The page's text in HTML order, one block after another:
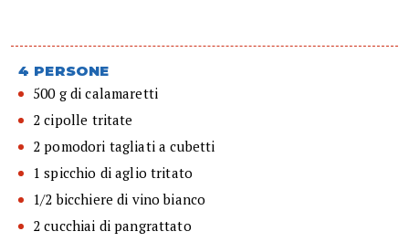
4 PERSONE
500 g di calamaretti
2 cipolle tritate
2 pomodori tagliati a cubetti
1 spicchio di aglio tritato
1/2 bicchiere di vino bianco
2 cucchiai di pangrattato